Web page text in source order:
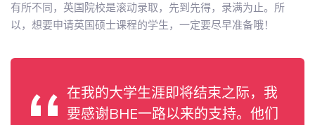
有所不同，英国院校是滚动录取，先到先得，录满为止。所
以，想要申请英国硕士课程的学生，一定要尽早准备哦！
在我的大学生涯即将结束之际，我
要感谢BHE一路以来的支持。他们